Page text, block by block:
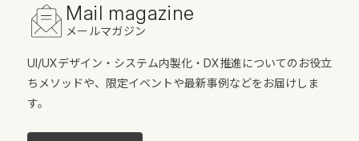
Mail magazine
メールマガジン
UI/UXデザイン・システム内製化・DX推進についてのお役立
ちメソッドや、限定イベントや最新事例などをお届けしま
す。